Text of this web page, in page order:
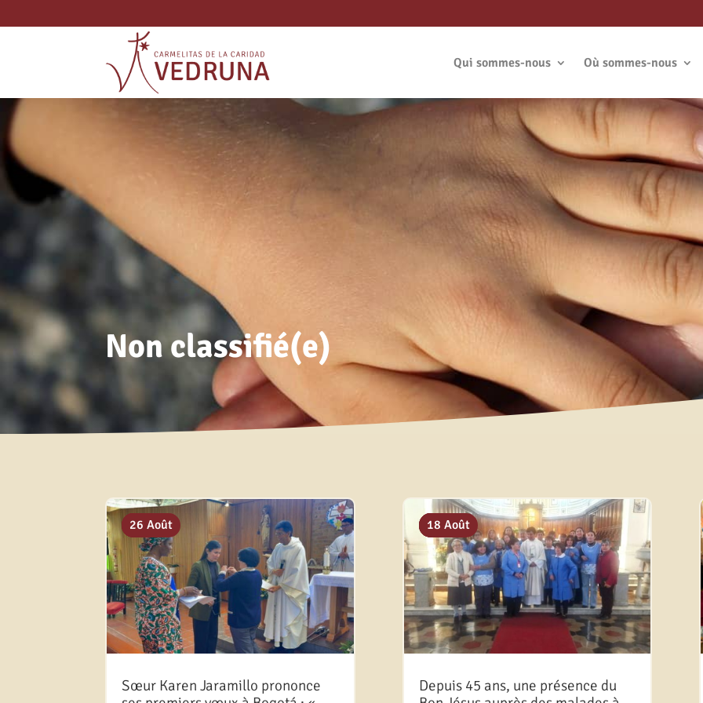
Qui sommes-nous Où sommes-nous
Non classifié(e)
Sœur Karen Jaramillo prononce
20 Juil
13 Mar
28 Oct
26 Août
Depuis 45 ans, une présence du
11 Juin
29 Déc
06 Oct
18 Août